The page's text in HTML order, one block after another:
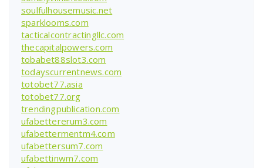
soulfulhousemusic.net
sparklooms.com
tacticalcontractingllc.com
thecapitalpowers.com
tobabet88slot3.com
todayscurrentnews.com
totobet77.asia
totobet77.org
trendingpublication.com
ufabettererum3.com
ufabettermentm4.com
ufabettersum7.com
ufabettinwm7.com